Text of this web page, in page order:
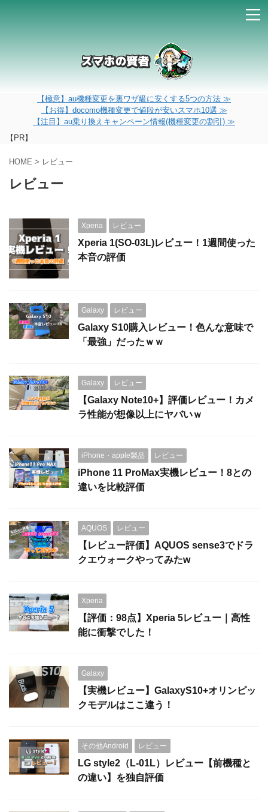
【極意】au機種変更を裏ワザ級に安くする5つの方法 ≫
【お得】docomo機種変更で値段が安いスマホ10選 ≫
【注目】au乗り換えキャンペーン情報(機種変更の割引) ≫
【PR】
HOME > レビュー
レビュー
Xperia レビュー
Xperia 1(SO-03L)レビュー！1週間使った
本音の評価
Galaxy レビュー
Galaxy S10購入レビュー！色んな意味で
「最強」だったｗｗ
Galaxy レビュー
【Galaxy Note10+】評価レビュー！カメ
ラ性能が想像以上にヤバいｗ
iPhone・apple製品 レビュー
iPhone 11 ProMax実機レビュー！8との
違いを比較評価
AQUOS レビュー
【レビュー評価】AQUOS sense3でドラ
クエウォークやってみたw
Xperia
【評価：98点】Xperia 5レビュー｜高性
能に衝撃でした！
Galaxy
【実機レビュー】GalaxyS10+オリンピッ
クモデルはここ違う！
その他Android レビュー
LG style2（L-01L）レビュー【前機種と
の違い】を独自評価